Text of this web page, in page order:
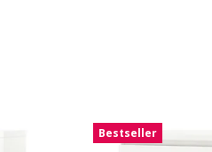
Bestseller